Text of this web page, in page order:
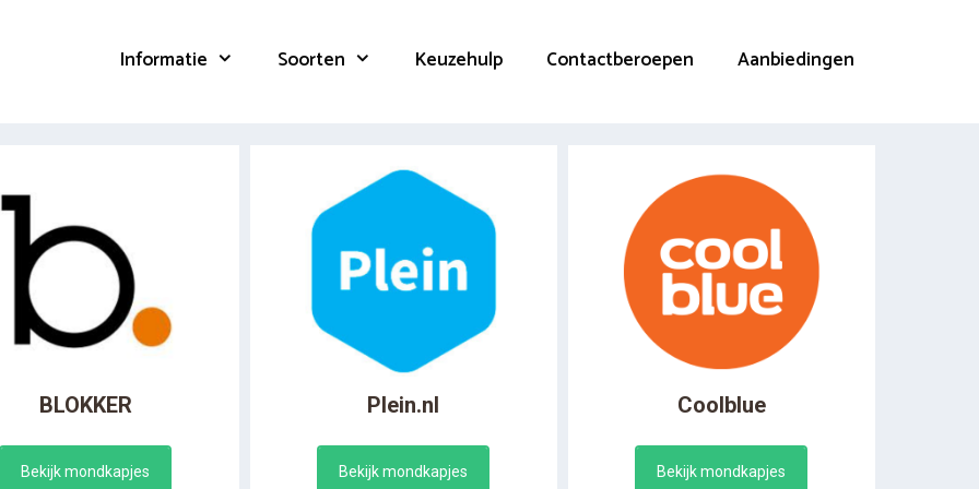
Informatie Soorten Keuzehulp Contactberoepen Aanbiedingen
BLOKKER
Bekijk mondkapjes
Plein.nl
Bekijk mondkapjes
Coolblue
Bekijk mondkapjes